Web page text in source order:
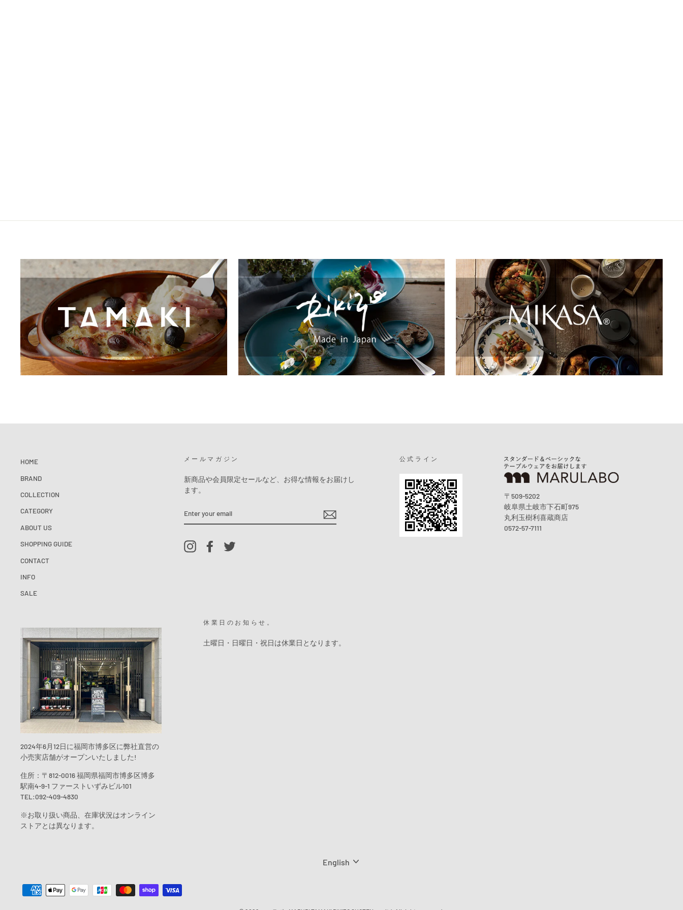
HOME
BRAND
COLLECTION
CATEGORY
ABOUT US
SHOPPING GUIDE
CONTACT
INFO
SALE
メールマガジン
新商品や会員限定セールなど、お得な情報をお届けし
ます。
YOUR
EMAIL
InstagramFacebook
公式ライン
〒509-5202
岐阜県土岐市下石町975
丸利玉樹利喜蔵商店
0572-57-7111
2024年6月12日に福岡市博多区に弊社直営の
小売実店舗がオープンいたしました!
住所：〒812-0016 福岡県福岡市博多区博多
駅南4-9-1 ファーストいずみビル101
TEL:092-409-4830
※お取り扱い商品、在庫状況はオンライン
ストアとは異なります。
休業日のお知らせ。
土曜日・日曜日・祝日は休業日となります。
Language
English